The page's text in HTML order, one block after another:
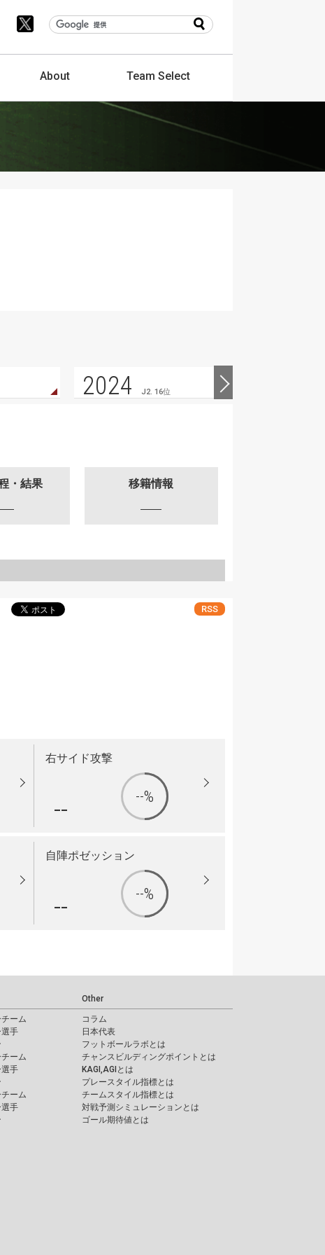
About TeamSelect
2024 J2. 16位
・結果 移籍情報
RSS
右サイド攻撃
-- --%
自陣ポゼッション
-- --%
ーム
手
ーム
手
ーム
手
Other
コラム
日本代表
フットボールラボとは
チャンスビルディングポイントとは
KAGI,AGIとは
プレースタイル指標とは
チームスタイル指標とは
対戦予測シミュレーションとは
ゴール期待値とは